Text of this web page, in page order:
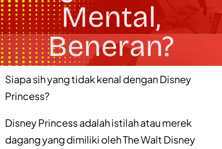
Mental,
Beneran?
Siapa sih yang tidak kenal dengan Disney
Princess?
Disney Princess adalah istilah atau merek
dagang yang dimiliki oleh The Walt Disney